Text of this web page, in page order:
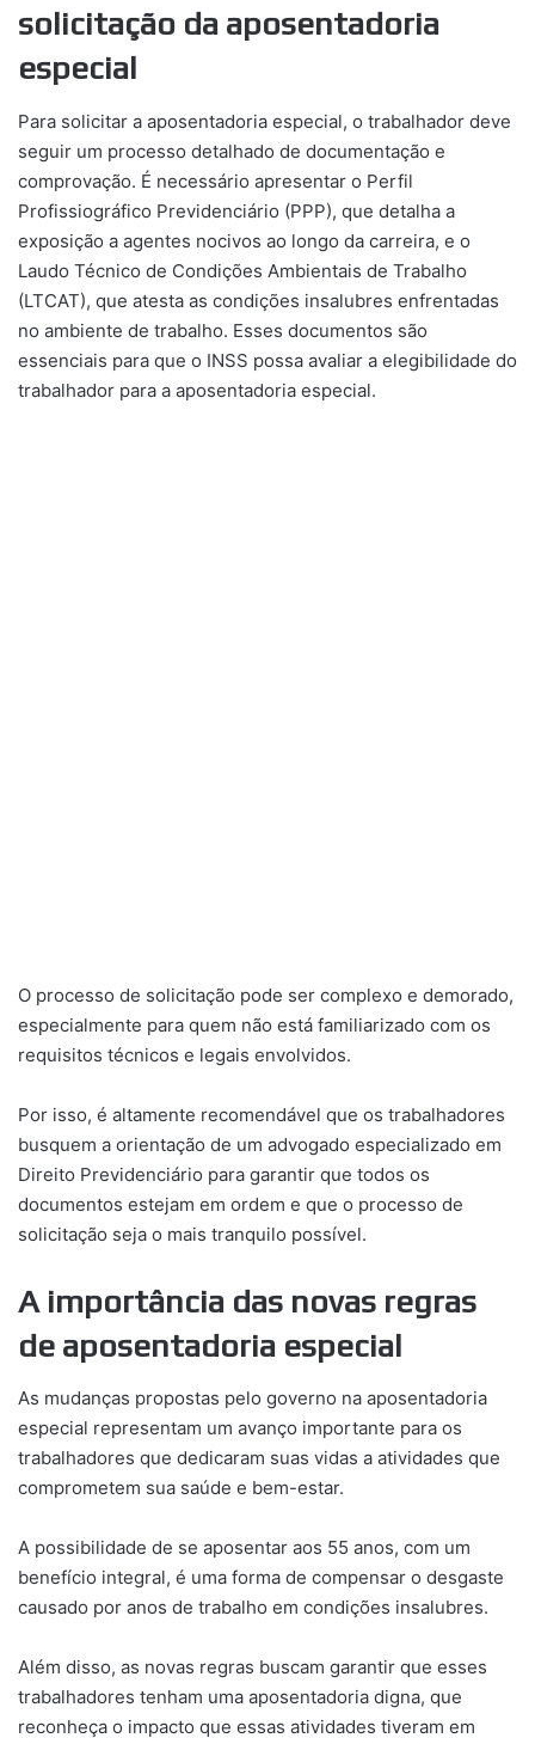
solicitação da aposentadoria
especial
Para solicitar a aposentadoria especial, o trabalhador deve
seguir um processo detalhado de documentação e
comprovação. É necessário apresentar o Perfil
Profissiográfico Previdenciário (PPP), que detalha a
exposição a agentes nocivos ao longo da carreira, e o
Laudo Técnico de Condições Ambientais de Trabalho
(LTCAT), que atesta as condições insalubres enfrentadas
no ambiente de trabalho. Esses documentos são
essenciais para que o INSS possa avaliar a elegibilidade do
trabalhador para a aposentadoria especial.
O processo de solicitação pode ser complexo e demorado,
especialmente para quem não está familiarizado com os
requisitos técnicos e legais envolvidos.
Por isso, é altamente recomendável que os trabalhadores
busquem a orientação de um advogado especializado em
Direito Previdenciário para garantir que todos os
documentos estejam em ordem e que o processo de
solicitação seja o mais tranquilo possível.
A importância das novas regras
de aposentadoria especial
As mudanças propostas pelo governo na aposentadoria
especial representam um avanço importante para os
trabalhadores que dedicaram suas vidas a atividades que
comprometem sua saúde e bem-estar.
A possibilidade de se aposentar aos 55 anos, com um
benefício integral, é uma forma de compensar o desgaste
causado por anos de trabalho em condições insalubres.
Além disso, as novas regras buscam garantir que esses
trabalhadores tenham uma aposentadoria digna, que
reconheça o impacto que essas atividades tiveram em